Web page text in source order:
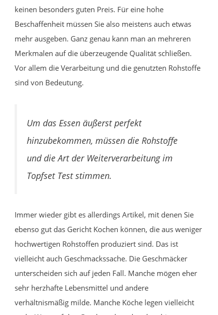
keinen besonders guten Preis. Für eine hohe
Beschaffenheit müssen Sie also meistens auch etwas
mehr ausgeben. Ganz genau kann man an mehreren
Merkmalen auf die überzeugende Qualität schließen.
Vor allem die Verarbeitung und die genutzten Rohstoffe
sind von Bedeutung.
Um das Essen äußerst perfekt
hinzubekommen, müssen die Rohstoffe
und die Art der Weiterverarbeitung im
Topfset Test stimmen.
Immer wieder gibt es allerdings Artikel, mit denen Sie
ebenso gut das Gericht Kochen können, die aus weniger
hochwertigen Rohstoffen produziert sind. Das ist
vielleicht auch Geschmackssache. Die Geschmäcker
unterscheiden sich auf jeden Fall. Manche mögen eher
sehr herzhafte Lebensmittel und andere
verhältnismäßig milde. Manche Köche legen vielleicht